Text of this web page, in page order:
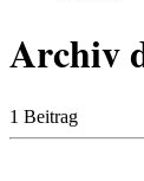
Archiv
1 Beitrag